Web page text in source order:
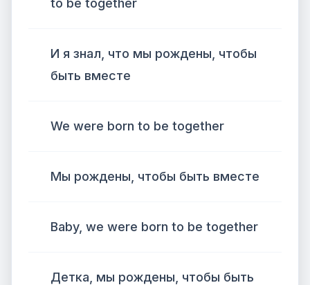
to be together
И я знал, что мы рождены, чтобы
быть вместе
We were born to be together
Мы рождены, чтобы быть вместе
Baby, we were born to be together
Детка, мы рождены, чтобы быть